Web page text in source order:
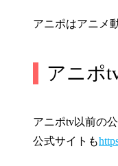
アニポはアニメ
アニポ
アニポtv以前の
公式サイトも